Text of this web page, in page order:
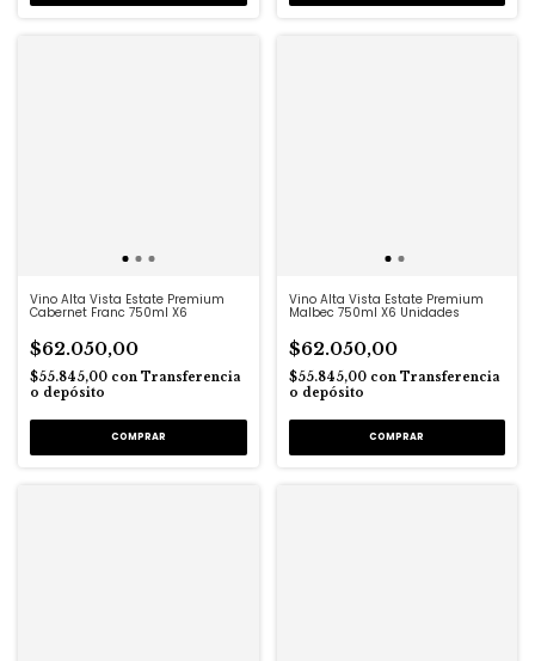
Vino Alta Vista Estate Premium
Cabernet Franc 750ml X6
$62.050,00
$55.845,00 con Transferencia
o depósito
Vino Alta Vista Estate Premium
Malbec 750ml X6 Unidades
$62.050,00
$55.845,00 con Transferencia
o depósito